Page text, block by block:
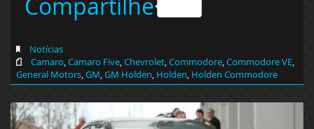
Notícias
Camaro,Camaro Five,Chevrolet,Commodore,Commodore VE,
General Motors,GM,GM Holden, Holden, Holden Commodore